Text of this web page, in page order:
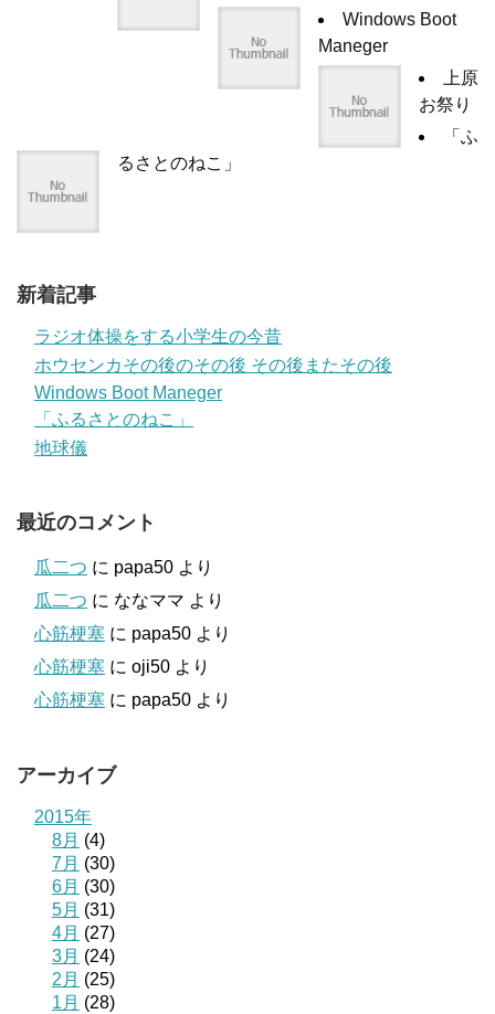
Windows Boot
Maneger
上原
お祭り
「ふ
るさとのねこ」
新着記事
ラジオ体操をする小学生の今昔
ホウセンカその後のその後 その後またその後
Windows Boot Maneger
「ふるさとのねこ」
地球儀
最近のコメント
瓜二つ に papa50 より
瓜二つ に ななママ より
心筋梗塞 に papa50 より
心筋梗塞 に oji50 より
心筋梗塞 に papa50 より
アーカイブ
2015年
8月 (4)
7月 (30)
6月 (30)
5月 (31)
4月 (27)
3月 (24)
2月 (25)
1月 (28)